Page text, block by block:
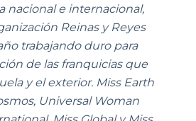
nacional e internacional,
Reinas y Reyes
trabajando duro para
de las franquicias que
y el exterior. Miss Earth
Universal Woman